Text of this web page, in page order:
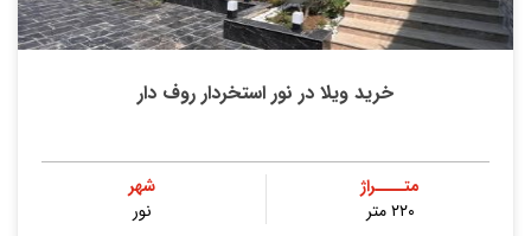
خرید ویلا در نور استخردار روف دار
متــــراژ
۲۲۰ متر
شهر
نور